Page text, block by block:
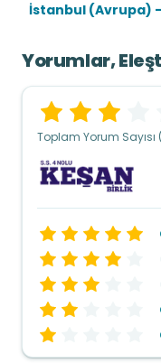
İstanbul (Avrupa) -
Yorumlar,
Toplam Yorum Sayısı